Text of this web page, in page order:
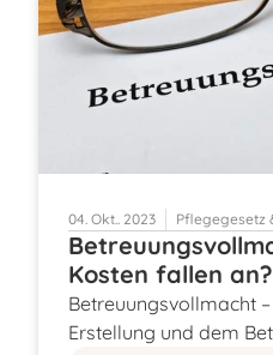
04. Okt.. 2023 Pflegegesetz
Kosten fallen an?
Betreuungsvollmacht
Erstellung und dem